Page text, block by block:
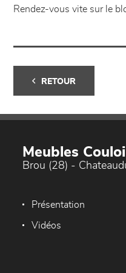
Rendez-vous vite sur le
RETOUR
Meubles
Brou (28) -
Présentation
Vidéos